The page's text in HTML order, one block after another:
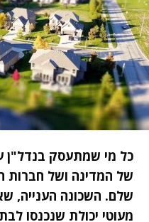
כל מי שמתעסק בנדל"ן
של המדינה ושל חברות
שלם. השכונה הענייה,
מעוטי יכולת שנכנסו